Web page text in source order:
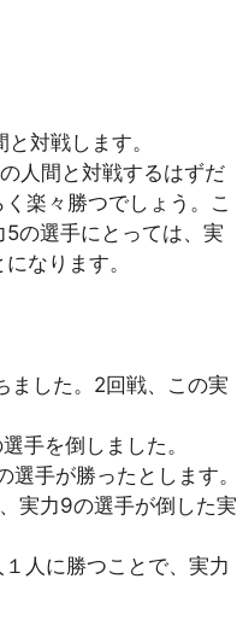
対戦します。
人間と対戦するはずだ
楽々勝つでしょう。こ
の選手にとっては、実
なります。
ました。2回戦、この実
手を倒しました。
手が勝ったとします。
実力9の選手が倒した実
人に勝つことで、実力